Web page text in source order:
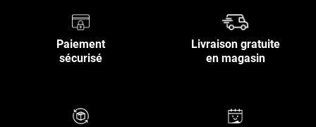
Paiement
sécurisé
Livraison gratuite
en magasin